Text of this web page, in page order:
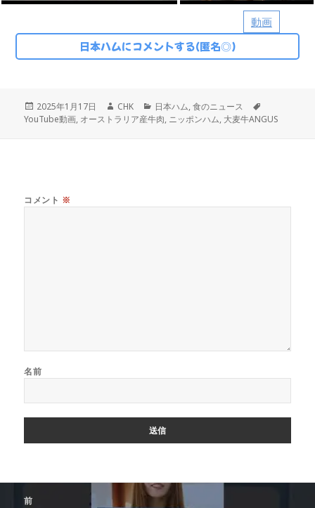
動画
日本ハムにコメントする(匿名◎)
投
稿
2025年1月17日
作
成
CHK
カ
テ
日本ハム,食のニュース
グ
YouTube動画, オーストラリア産牛肉, ニッポンハム, 大麦牛ANGUS
コメント ※
名前
前